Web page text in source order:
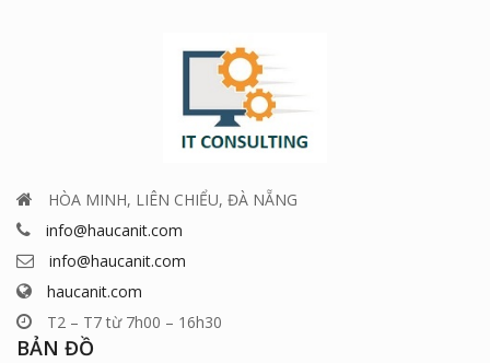
HÒA MINH, LIÊN CHIỂU, ĐÀ NẴNG
info@haucanit.com
info@haucanit.com
haucanit.com
T2 – T7 từ 7h00 – 16h30
BẢN ĐỒ